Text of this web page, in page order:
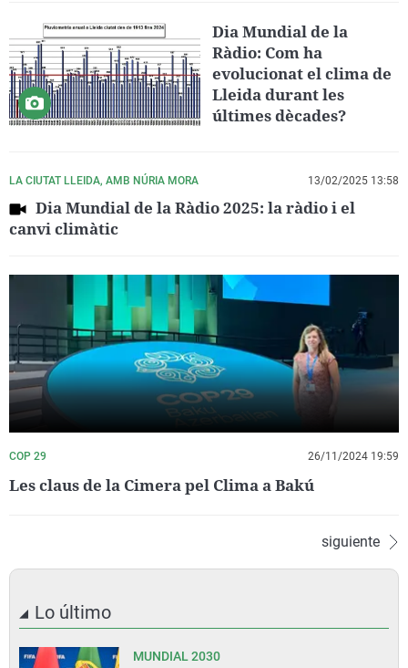
Dia Mundial de la
Ràdio: Com ha
evolucionat el clima de
Lleida durant les
últimes dècades?
LA CIUTAT LLEIDA, AMB NÚRIA MORA 13/02/2025 13:58
Dia Mundial de la Ràdio 2025: la ràdio i el
canvi climàtic
COP 29 26/11/2024 19:59
Les claus de la Cimera pel Clima a Bakú
siguiente
Lo último
MUNDIAL 2030